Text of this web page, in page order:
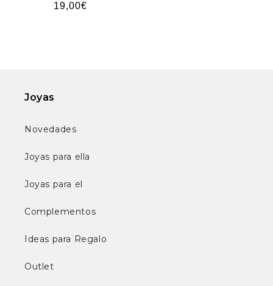
Precio
19,00€
Joyas
Novedades
Joyas para ella
Joyas para el
Complementos
Ideas para Regalo
Outlet